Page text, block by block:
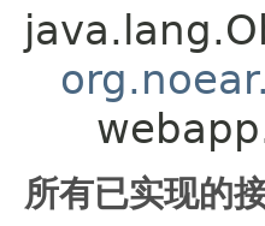
所有已实现的